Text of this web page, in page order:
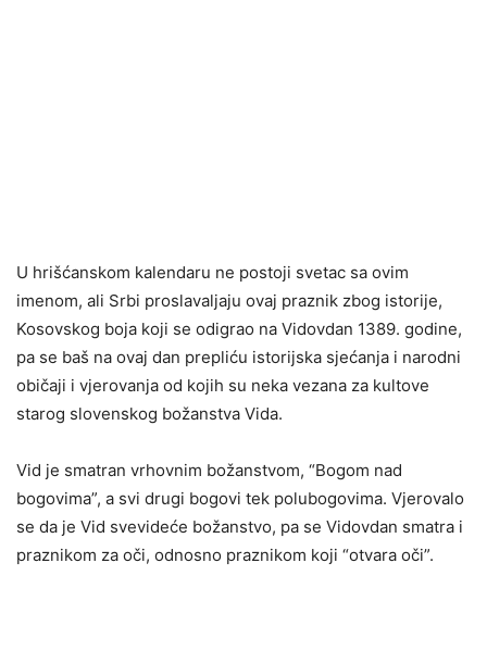
U hrišćanskom kalendaru ne postoji svetac sa ovim
imenom, ali Srbi proslavaljaju ovaj praznik zbog istorije,
Kosovskog boja koji se odigrao na Vidovdan 1389. godine,
pa se baš na ovaj dan prepliću istorijska sjećanja i narodni
običaji i vjerovanja od kojih su neka vezana za kultove
starog slovenskog božanstva Vida.
Vid je smatran vrhovnim božanstvom, “Bogom nad
bogovima”, a svi drugi bogovi tek polubogovima. Vjerovalo
se da je Vid svevideće božanstvo, pa se Vidovdan smatra i
praznikom za oči, odnosno praznikom koji “otvara oči”.